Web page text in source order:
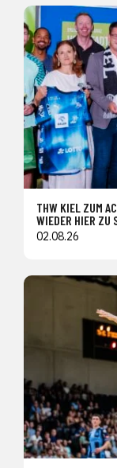
THW KIEL ZUM
WIEDER HIER ZU
02.08.26